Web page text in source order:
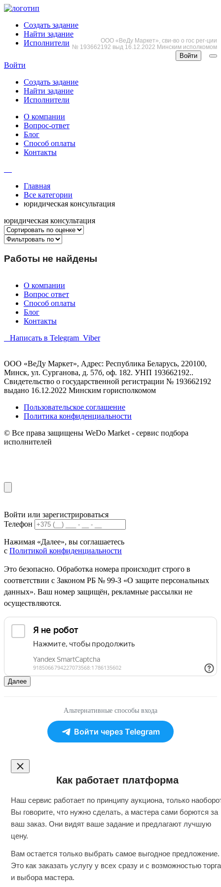
Создать задание
Найти задание
Исполнители
ООО «ВеДу Маркет», сви-во о гос рег-ции
№ 193662192 выд 16.12.2022 Минским исполкомом
Войти
Войти
Создать задание
Найти задание
Исполнители
О компании
Вопрос-ответ
Блог
Способ оплаты
Контакты
Главная
Все категории
юридическая консультация
юридическая консультация
Работы не найдены
О компании
Вопрос ответ
Способ оплаты
Блог
Контакты
Написать в Telegram Viber
ООО «ВеДу Маркет», Адрес: Республика Беларусь, 220100,
Минск, ул. Сурганова, д. 57б, оф. 182. УНП 193662192..
Свидетельство о государственной регистрации № 193662192
выдано 16.12.2022 Минским горисполкомом
Пользовательское соглашение
Политика конфиденциальности
© Все права защищены WeDo Market - сервис подбора
исполнителей
Войти или зарегистрироваться
Телефон
Нажимая «Далее», вы соглашаетесь
с Политикой конфиденциальности
Это безопасно. Обработка номера происходит строго в
соответствии с Законом РБ № 99-З «О защите персональных
данных». Ваш номер защищён, рекламные рассылки не
осуществляются.
Далее
Альтернативные способы входа
Войти через Telegram
Как работает платформа
Наш сервис работает по принципу аукциона, только
Вы говорите, что нужно сделать, а мастера сами борются за
ваш заказ. Они видят ваше задание и предлагают лучшую
цену.
Вам остается только выбрать самое выгодное предложение.
Это как заказать услугу у всех сразу и с возможностью торга
и выбора мастера.